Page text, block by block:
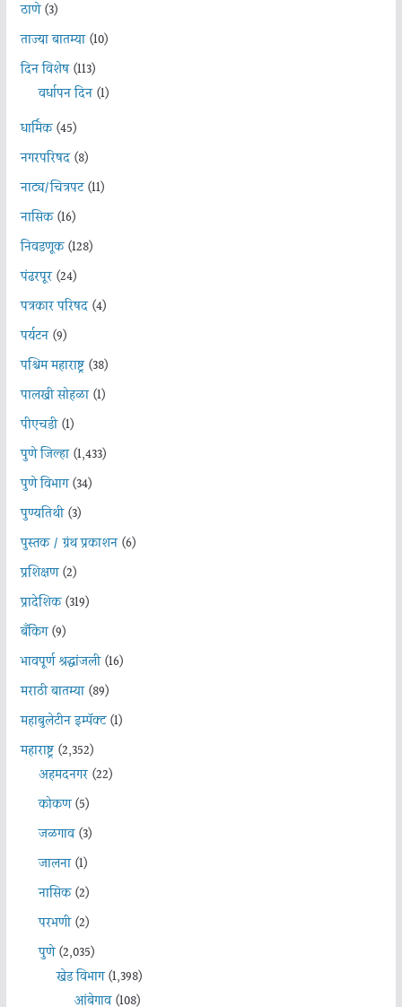
ठाणे(3)
ताज्या बातम्या(10)
दिन विशेष(113)
वर्धापन दिन(1)
धार्मिक(45)
नगरपरिषद(8)
नाट्य/चित्रपट(11)
नासिक(16)
निवडणूक(128)
पंढरपूर(24)
पत्रकार परिषद(4)
पर्यटन(9)
पश्चिम महाराष्ट्र(38)
पालखी सोहळा(1)
पीएचडी(1)
पुणे जिल्हा(1,433)
पुणे विभाग(34)
पुण्यतिथी(3)
पुस्तक / ग्रंथ प्रकाशन(6)
प्रशिक्षण(2)
प्रादेशिक(319)
बँकिंग(9)
भावपूर्ण श्रद्धांजली(16)
मराठी बातम्या(89)
महाबुलेटीन इम्पॅक्ट(1)
महाराष्ट्र(2,352)
अहमदनगर(22)
कोकण(5)
जळगाव(3)
जालना(1)
नासिक(2)
परभणी(2)
पुणे(2,035)
खेड विभाग(1,398)
आंबेगाव(108)